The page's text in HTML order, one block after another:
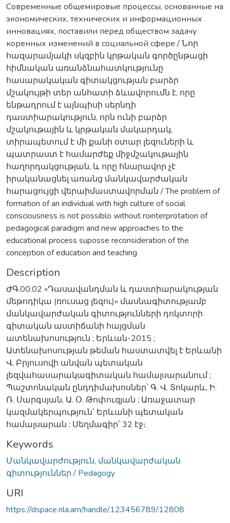
Современные общемировые процессы, основанные на
экономических, технических и информационных
инновациях, поставили перед обществом задачу
коренных изменений в социальной сфере / Նոր
հազարամյակի սկզբին կրթական գործընթացի
հիմնական առանձնահատկությունը
հասարակական գիտակցության բարձր
մշակույթի տեր անհատի ձևավորումն է, որը
ենթադրում է այնպիսի սերնդի
դաստիարակություն, որն ունի բարձր
մշակութային և կրթական մակարդակ,
տիրապետում է մի քանի օտար լեզուների և
պատրաստ է համարժեք միջմշակութային
հաղորդակցության, և որը հնարավոր չէ
իրականացնել առանց մանկավարժական
հարացույցի վերաիմաստավորման / The problem of
formation of an individual with high culture of social
consciousness is not possiblo without rointerprotation of
pedagogical paradigm and new approaches to the
educational process suposse reconsideration of the
conception of education and teaching
Description
ԺԳ.00.02 «Դասավանդման և դաստիարակության
մեթոդիկա (ռուսաց լեզու)» մասնագիտությամբ
մանկավարժական գիտությունների դոկտորի
գիտական աստիճանի հայցման
ատենախոսություն ; Երևան-2015 ;
Ատենախոսության թեման հաստատվել է Երևանի
Վ. Բրյուսովի անվան պետական
լեզվահասարակագիտական համալսարանում ;
Պաշտոնական ընդդիմախոսներ՝ Գ. Վ. Տոկարև, Ի.
Ռ. Սարգսյան, Ա. Օ. Թոփուզյան ; Առաջատար
կազմակերպություն՝ Երևանի պետական
համալսարան ; Սեղմագիր՝ 32 էջ։
Keywords
Մանկավարժություն, մանկավարժական
գիտություններ / Pedagogy
URI
https://dspace.nla.am/handle/123456789/12808